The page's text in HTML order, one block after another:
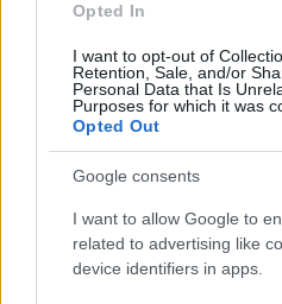
Opted In
I want to opt-out of
Retention, Sale, and/or
Personal Data that Is
Purposes for which it was
Opted Out
Google consents
I want to allow Google to
related to advertising like
device identifiers in apps.
Αν και τα αεροπορικά
αυτές τις μέρες, τρία μέλη
οικογένειας έχουν χάσει
του πρίγκιπα Φιλίππου, η
πέθανε σε δυστύχημα το